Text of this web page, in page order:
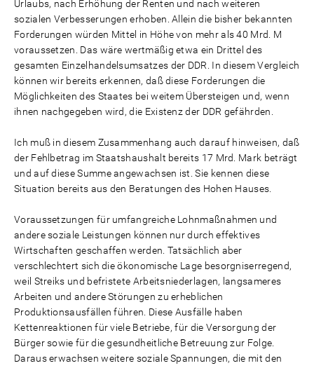
Urlaubs, nach Erhöhung der Renten und nach weiteren
sozialen Verbesserungen erhoben. Allein die bisher bekannten
Forderungen würden Mittel in Höhe von mehr als 40 Mrd. M
voraussetzen. Das wäre wertmäßig etwa ein Drittel des
gesamten Einzelhandelsumsatzes der DDR. In diesem Vergleich
können wir bereits erkennen, daß diese Forderungen die
Möglichkeiten des Staates bei weitem Übersteigen und, wenn
ihnen nachgegeben wird, die Existenz der DDR gefährden.
Ich muß in diesem Zusammenhang auch darauf hinweisen, daß
der Fehlbetrag im Staatshaushalt bereits 17 Mrd. Mark beträgt
und auf diese Summe angewachsen ist. Sie kennen diese
Situation bereits aus den Beratungen des Hohen Hauses.
Voraussetzungen für umfangreiche Lohnmaßnahmen und
andere soziale Leistungen können nur durch effektives
Wirtschaften geschaffen werden. Tatsächlich aber
verschlechtert sich die ökonomische Lage besorgniserregend,
weil Streiks und befristete Arbeitsniederlagen, langsameres
Arbeiten und andere Störungen zu erheblichen
Produktionsausfällen führen. Diese Ausfälle haben
Kettenreaktionen für viele Betriebe, für die Versorgung der
Bürger sowie für die gesundheitliche Betreuung zur Folge.
Daraus erwachsen weitere soziale Spannungen, die mit den